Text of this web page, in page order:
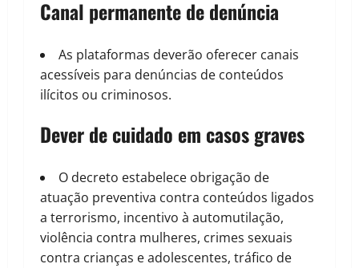
Canal permanente de denúncia
As plataformas deverão oferecer canais
acessíveis para denúncias de conteúdos
ilícitos ou criminosos.
Dever de cuidado em casos graves
O decreto estabelece obrigação de
atuação preventiva contra conteúdos ligados
a terrorismo, incentivo à automutilação,
violência contra mulheres, crimes sexuais
contra crianças e adolescentes, tráfico de